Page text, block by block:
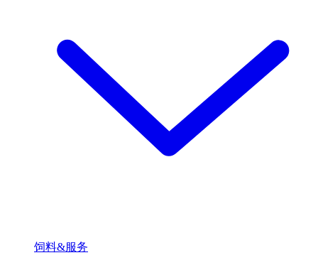
饲料&服务